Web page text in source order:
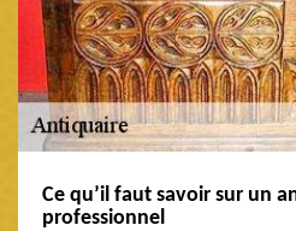
Ce qu’il faut savoir sur un
professionnel